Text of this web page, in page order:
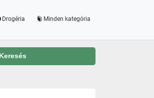
Drogéria Minden kategória
Keresés